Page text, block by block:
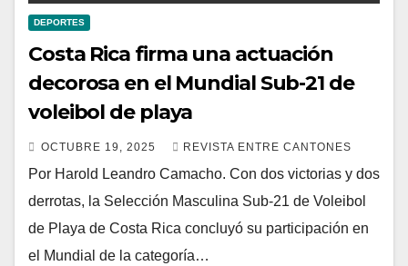
DEPORTES
Costa Rica firma una actuación
decorosa en el Mundial Sub-21 de
voleibol de playa
OCTUBRE 19, 2025 REVISTA ENTRE CANTONES
Por Harold Leandro Camacho. Con dos victorias y dos
derrotas, la Selección Masculina Sub-21 de Voleibol
de Playa de Costa Rica concluyó su participación en
el Mundial de la categoría…